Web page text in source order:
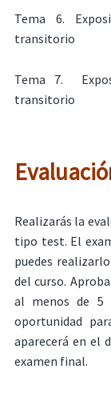
Tema 6.
transitorio
Tema 7.
transitorio
Realizarás la
tipo test. El
puedes
del curso.
al menos de 5
oportunidad
aparecerá en el
examen final.